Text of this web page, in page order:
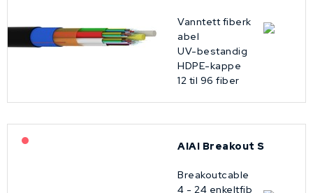
Vanntett fiberk
abel
UV-bestandig
HDPE-kappe
12 til 96 fiber
AIAI Breakout S
Breakoutcable
4 - 24 enkeltfib